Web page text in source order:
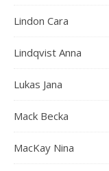
Lindon Cara
Lindqvist Anna
Lukas Jana
Mack Becka
MacKay Nina